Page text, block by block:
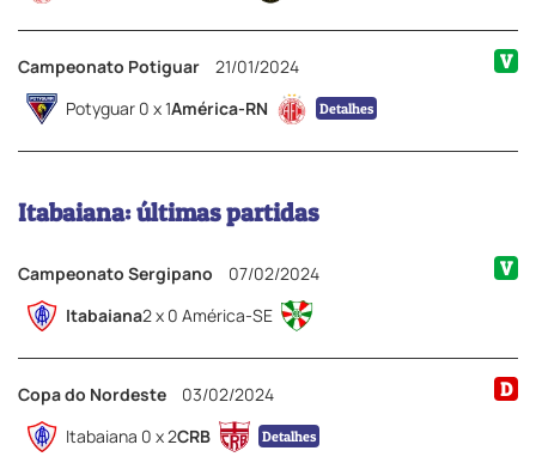
Campeonato Potiguar 21/01/2024 V
Potyguar 0 x 1América-RN Detalhes
Itabaiana: últimas partidas
Campeonato Sergipano 07/02/2024 V
Itabaiana2 x 0 América-SE
Copa do Nordeste 03/02/2024 D
Itabaiana 0 x 2CRB Detalhes